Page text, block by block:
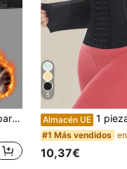
1 pieza Cinturón deportivo para mujer, faja reductora de cintura tipo sauna, cinturón de entrenamiento fitness, cinturón de plástico para cintura
5
Almacén UE 1 pieza Faja moldeadora de cintura con doble
#1 Más vendidos
10,37€